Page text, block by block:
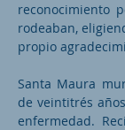
reconocimiento
rodeaban,
propio
Santa Maura
de veintitrés
enfermedad.